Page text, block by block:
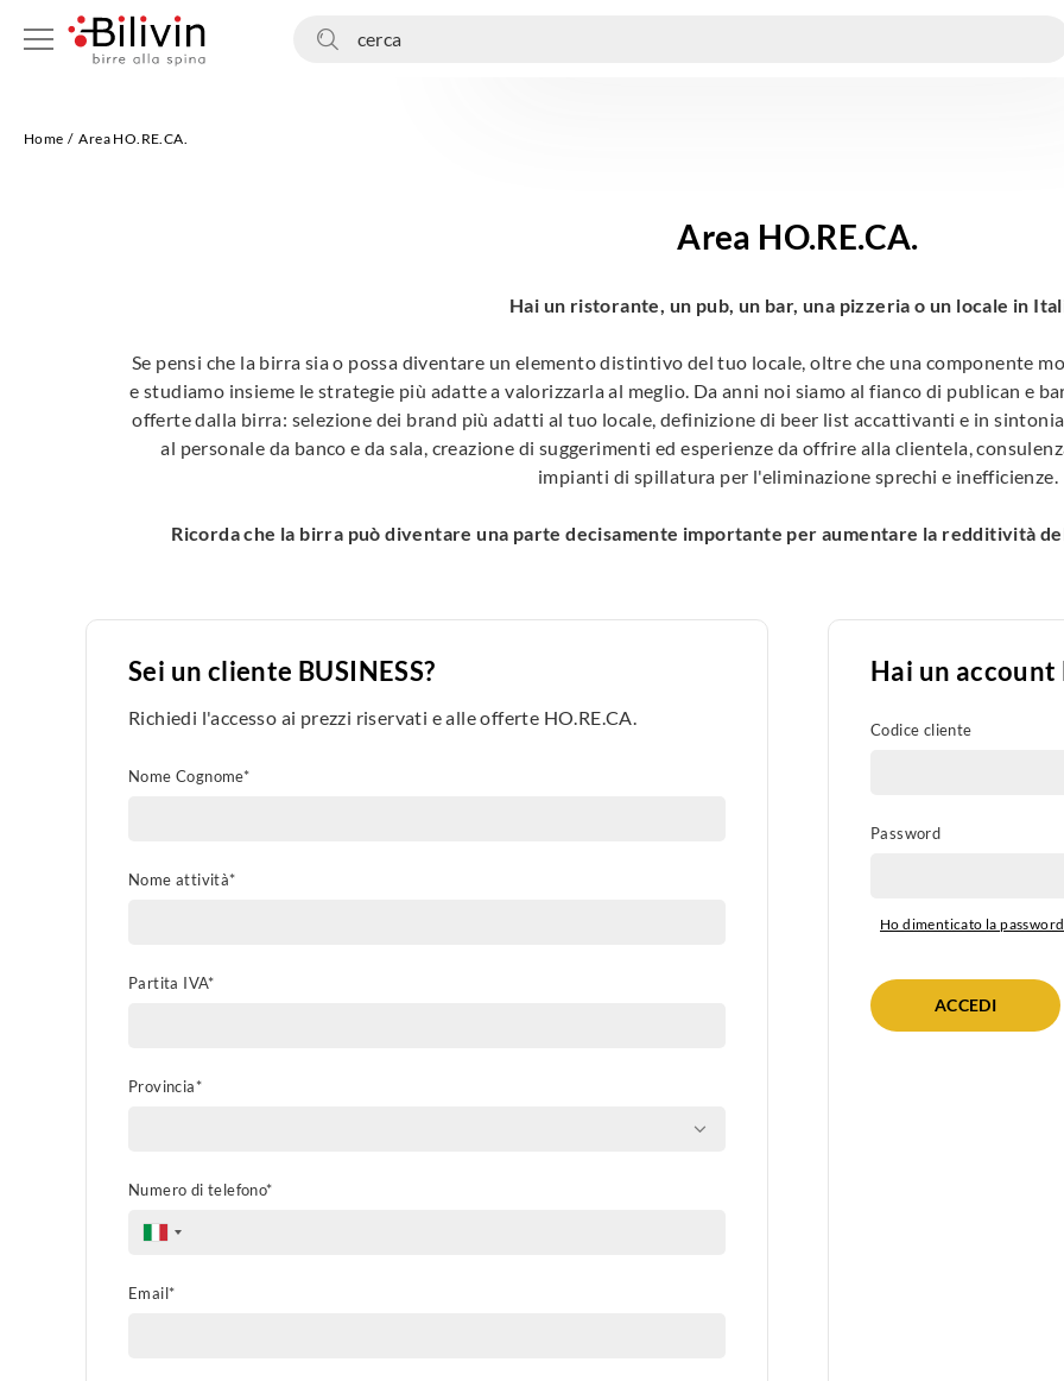
cerca
Home Area HO.RE.CA.
Area HO.RE.CA.
Hai un ristorante, un pub, un bar, una pizzeria o un locale in
Se pensi che la birra sia o possa diventare un elemento distintivo del tuo locale, oltre che una componente
e studiamo insieme le strategie più adatte a valorizzarla al meglio. Da anni noi siamo al fianco di publican e
offerte dalla birra: selezione dei brand più adatti al tuo locale, definizione di beer list accattivanti e in
al personale da banco e da sala, creazione di suggerimenti ed esperienze da offrire alla clientela,
impianti di spillatura per l'eliminazione sprechi e inefficienze.
Ricorda che la birra può diventare una parte decisamente importante per aumentare la redditività
Sei un cliente BUSINESS?
Richiedi l'accesso ai prezzi riservati e alle offerte HO.RE.CA.
Nome Cognome*
Nome attività*
Partita IVA*
Provincia*
Numero di telefono*
Email*
Hai un account
Codice cliente
Password
Ho dimenticato la password
ACCEDI